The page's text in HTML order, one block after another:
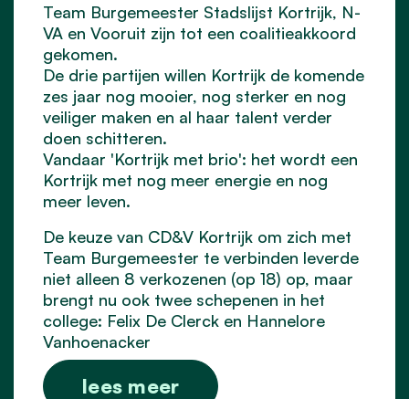
Team Burgemeester Stadslijst Kortrijk, N-
VA en Vooruit zijn tot een coalitieakkoord
gekomen.
De drie partijen willen Kortrijk de komende
zes jaar nog mooier, nog sterker en nog
veiliger maken en al haar talent verder
doen schitteren.
Vandaar 'Kortrijk met brio': het wordt een
Kortrijk met nog meer energie en nog
meer leven.
De keuze van CD&V Kortrijk om zich met
Team Burgemeester te verbinden leverde
niet alleen 8 verkozenen (op 18) op, maar
brengt nu ook twee schepenen in het
college: Felix De Clerck en Hannelore
Vanhoenacker
lees meer